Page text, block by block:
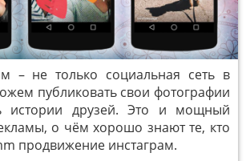
не только социальная сеть в
публиковать свои фотографии
истории друзей. Это и мощный
о чём хорошо знают те, кто
продвижение инстаграм.